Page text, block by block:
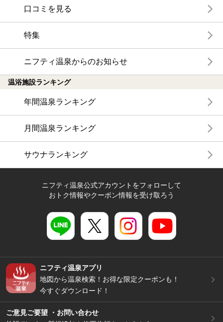
口コミを見る
特集
ニフティ温泉からのお知らせ
温浴施設ランキング
年間温泉ランキング
月間温泉ランキング
サウナランキング
ニフティ温泉公式アカウントをフォローして
おトク情報やクーポン情報を受け取ろう
ニフティ温泉アプリ
地図から温泉検索！お得な限定クーポンも！
今すぐダウンロード！
ご意見ご要望 ・お問い合わせ